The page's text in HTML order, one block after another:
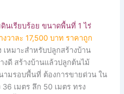
นเรียบร้อย ขนาดพื้นที่ 1 ไร่
วาละ 17,500 บาท ราคาถูก
เหมาะสำหรับปลูกสร้างบ้าน
งดี สร้างบ้านแล้วปลูกต้นไม้
ามรอบพื้นที่ ต้องการขายด่วน ใน
เมตร ลึก 50 เมตร ทรง